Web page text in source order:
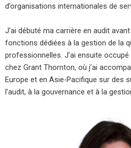
d’organisations internationales de
J’ai débuté ma carrière en audit
fonctions dédiées à la gestion de la
professionnelles. J’ai ensuite
chez Grant Thornton, où j’ai
Europe et en Asie-Pacifique sur des
l’audit, à la gouvernance et à la